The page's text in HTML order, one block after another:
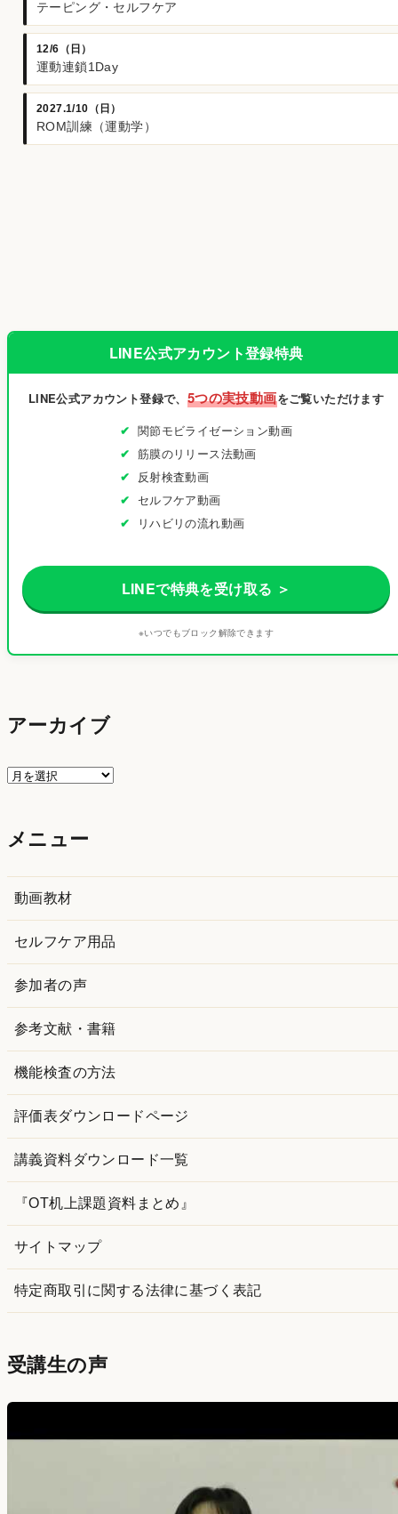
テーピング・セルフケア
12/6（日）
運動連鎖1Day
2027.1/10（日）
ROM訓練（運動学）
LINE公式アカウント登録特典
LINE公式アカウント登録で、 5つの実技動画をご覧いただけます
関節モビライゼーション動画
筋膜のリリース法動画
反射検査動画
セルフケア動画
リハビリの流れ動画
LINEで特典を受け取る ＞
※いつでもブロック解除できます
アーカイブ
ア
イ
メニュー
動画教材
セルフケア用品
参加者の声
参考文献・書籍
機能検査の方法
評価表ダウンロードページ
講義資料ダウンロード一覧
『OT机上課題資料まとめ』
サイトマップ
特定商取引に関する法律に基づく表記
受講生の声